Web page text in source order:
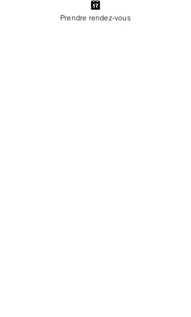
Prendre rendez-vous